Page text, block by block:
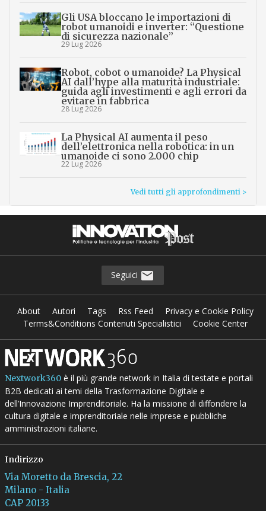
Gli USA bloccano le importazioni di
robot umanoidi e inverter: “Questione
di sicurezza nazionale”
29 Lug 2026
Robot, cobot o umanoide? La Physical
AI dall’hype alla maturità industriale:
guida agli investimenti e agli errori da
evitare in fabbrica
28 Lug 2026
La Physical AI aumenta il peso
dell’elettronica nella robotica: in un
umanoide ci sono 2.000 chip
22 Lug 2026
Vedi tutti gli approfondimenti >
Seguici
About Autori Tags Rss Feed
Privacy e Cookie Policy
Terms&Conditions Contenuti Specialistici
Cookie Center
Nextwork360è il più grande network in Italia di testate e portali
B2B dedicati ai temi della Trasformazione Digitale e
dell’Innovazione Imprenditoriale. Ha la missione di diffondere la
cultura digitale e imprenditoriale nelle imprese e pubbliche
amministrazioni italiane.
Indirizzo
Via Moretto da Brescia, 22
Milano - Italia
CAP 20133